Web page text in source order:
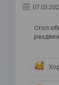
Стол